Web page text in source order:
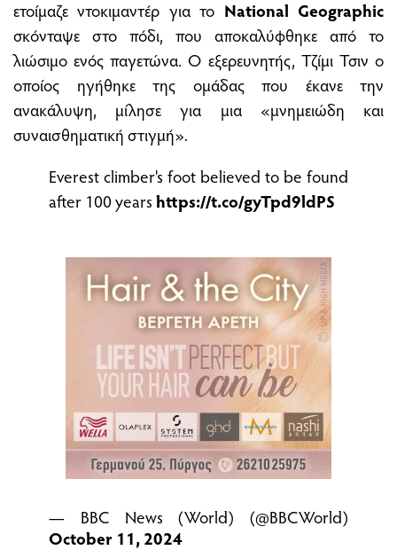
ετοίμαζε ντοκιμαντέρ για το National Geographic
σκόνταψε στο πόδι, που αποκαλύφθηκε από το
λιώσιμο ενός παγετώνα. Ο εξερευνητής, Τζίμι Τσιν ο
οποίος ηγήθηκε της ομάδας που έκανε την
ανακάλυψη, μίλησε για μια «μνημειώδη και
συναισθηματική στιγμή».
Everest climber's foot believed to be found
after 100 yearshttps://t.co/gyTpd9ldPS
— BBC News (World) (@BBCWorld)
October 11, 2024